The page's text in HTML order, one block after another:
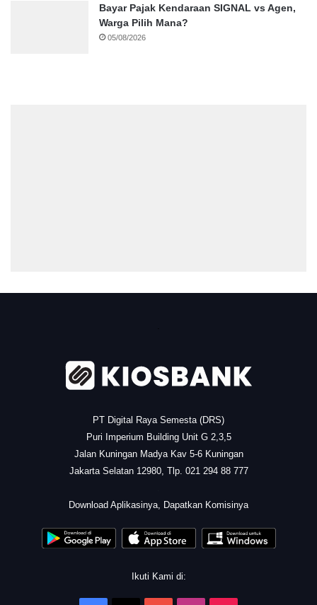
Bayar Pajak Kendaraan SIGNAL vs Agen,
Warga Pilih Mana?
05/08/2026
PT Digital Raya Semesta (DRS)
Puri Imperium Building Unit G 2,3,5
Jalan Kuningan Madya Kav 5-6 Kuningan
Jakarta Selatan 12980, Tlp. 021 294 88 777
Download Aplikasinya, Dapatkan Komisinya
Ikuti Kami di: